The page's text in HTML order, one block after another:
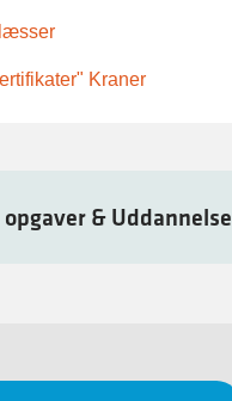
opgaver & Uddannelse
Kraner